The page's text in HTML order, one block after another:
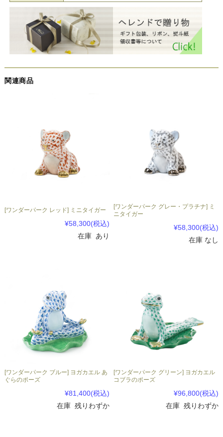
関連商品
[ワンダーパーク レッド] ミニタイガー
¥58,300(税込)
在庫 あり
[ワンダーパーク グレー・プラチナ] ミ
ニタイガー
¥58,300(税込)
在庫 なし
[ワンダーパーク ブルー] ヨガカエル あ
ぐらのポーズ
¥81,400(税込)
在庫 残りわずか
[ワンダーパーク グリーン] ヨガカエル
コブラのポーズ
¥96,800(税込)
在庫 残りわずか